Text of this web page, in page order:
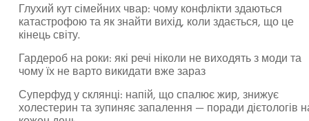
Глухий кут сімейних чвар: чому конфлікти здаються
катастрофою та як знайти вихід, коли здається, що це
кінець світу.
Гардероб на роки: які речі ніколи не виходять з моди та
чому їх не варто викидати вже зараз
Суперфуд у склянці: напій, що спалює жир, знижує
холестерин та зупиняє запалення — поради дієтологів